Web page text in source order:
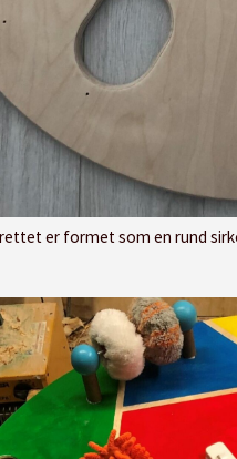
som en rund sirkel og det er festet tre